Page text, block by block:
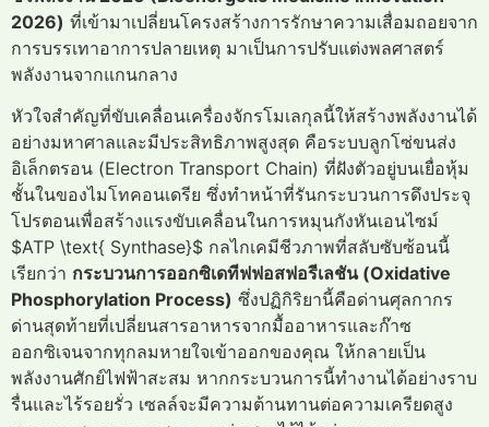
2026) ที่เข้ามาเปลี่ยนโครงสร้างการรักษาความเสื่อมถอยจาก
การบรรเทาอาการปลายเหตุ มาเป็นการปรับแต่งพลศาสตร์
พลังงานจากแกนกลาง
หัวใจสำคัญที่ขับเคลื่อนเครื่องจักรโมเลกุลนี้ให้สร้างพลังงานได้
อย่างมหาศาลและมีประสิทธิภาพสูงสุด คือระบบลูกโซ่ขนส่ง
อิเล็กตรอน (Electron Transport Chain) ที่ฝังตัวอยู่บนเยื่อหุ้ม
ชั้นในของไมโทคอนเดรีย ซึ่งทำหน้าที่รันกระบวนการดึงประจุ
โปรตอนเพื่อสร้างแรงขับเคลื่อนในการหมุนกังหันเอนไซม์
$ATP \text{ Synthase}$ กลไกเคมีชีวภาพที่สลับซับซ้อนนี้
เรียกว่า กระบวนการออกซิเดทีฟฟอสฟอรีเลชัน (Oxidative
Phosphorylation Process) ซึ่งปฏิกิริยานี้คือด่านศุลกากร
ด่านสุดท้ายที่เปลี่ยนสารอาหารจากมื้ออาหารและก๊าซ
ออกซิเจนจากทุกลมหายใจเข้าออกของคุณ ให้กลายเป็น
พลังงานศักย์ไฟฟ้าสะสม หากกระบวนการนี้ทำงานได้อย่างราบ
รื่นและไร้รอยรั่ว เซลล์จะมีความต้านทานต่อความเครียดสูง